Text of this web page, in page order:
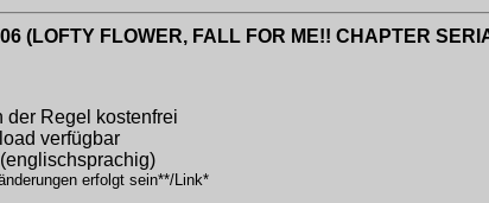
(LOFTY FLOWER, FALL FOR ME!! CHAPTER
der Regel kostenfrei
verfügbar
erfolgt sein**/Link*